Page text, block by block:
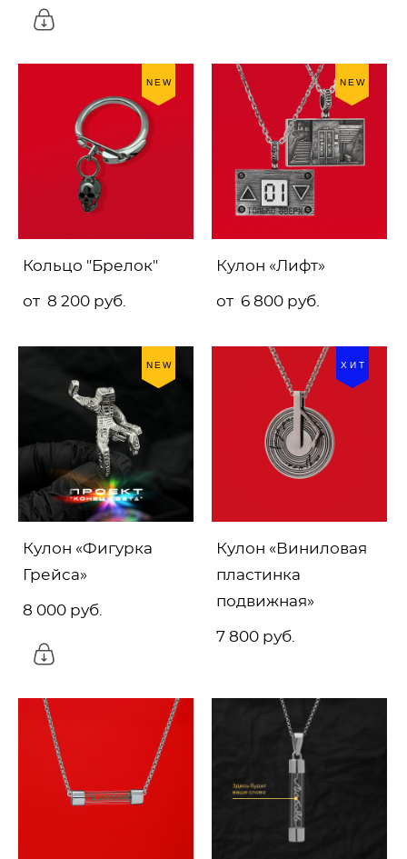
NEW
Кольцо "Брелок"
от 8 200 pуб.
NEW
Кулон «Лифт»
от 6 800 pуб.
NEW
Кулон «Фигурка
Грейса»
8 000 pуб.
ХИТ
Кулон «Виниловая
пластинка
подвижная»
7 800 pуб.